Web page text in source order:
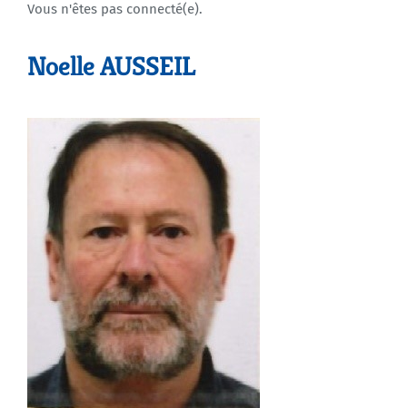
Agenda
Vous n'êtes pas connecté(e).
Noelle AUSSEIL